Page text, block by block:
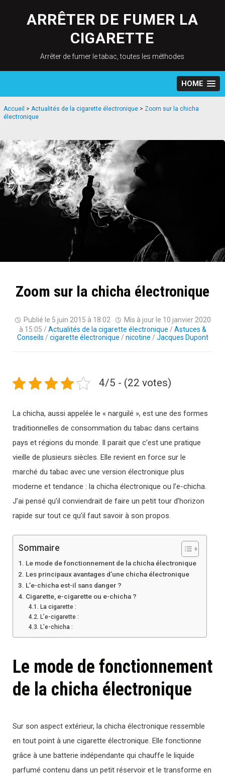
content
ARRÊTER DE FUMER LA
CIGARETTE
Arrêter de fumer le tabac, toutes les méthodes
HOME
Accueil > Actualités de la cigarette électronique > Zoom sur la chicha
électronique
Zoom sur la chicha électronique
Publié le 5 juin 2015 à 18:02 Mis à jour le 10 janvier 2020
à 15:05 / Actualités de la cigarette électronique / Astuces &
Conseils / cigarette électronique / nicotine / Jacques Dupont
4/5 - (22 votes)
La chicha, aussi appelée le « narguilé », est une des formes
traditionnelles de consommation du tabac dans certains
pays et régions du monde. Il parait que c’est une pratique
vieille de plusieurs siècles. Elle revient en force sur le
marché du tabac avec une version électronique plus
moderne et tendance : la chicha électronique ou l’e-chicha.
J’ai pensé qu’il conviendrait de faire un petit tour d’horizon
rapide sur tout ce qu’il faut savoir à son propos.
Sommaire
Le mode de fonctionnement de la chicha électronique
Les principaux avantages d’une chicha électronique
L’e-chicha est-il sans danger ?
Cigarette, e-cigarette ou e-chicha ?
La cigarette :
L’e-cigarette :
L’e-chicha :
Le mode de fonctionnement
de la chicha électronique
Sur son aspect extérieur, la chicha électronique ressemble
en tout point à une cigarette électronique. Elle fonctionne
grâce à une batterie indépendante qui chauffe le liquide
parfumé contenu dans un petit réservoir et le transforme en